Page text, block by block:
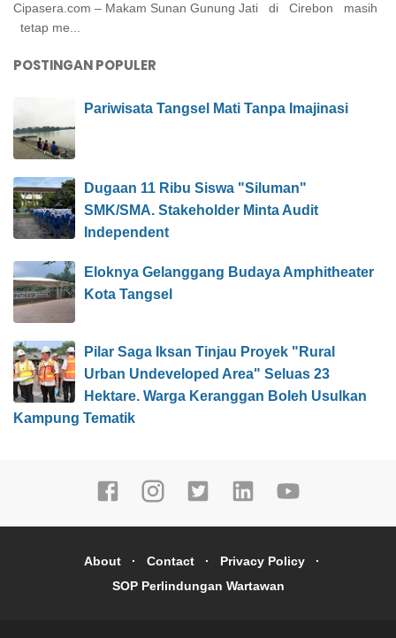
Cipasera.com – Makam Sunan Gunung Jati di Cirebon masih
tetap me...
POSTINGAN POPULER
Pariwisata Tangsel Mati Tanpa Imajinasi
Dugaan 11 Ribu Siswa "Siluman"
SMK/SMA. Stakeholder Minta Audit
Independent
Eloknya Gelanggang Budaya Amphitheater
Kota Tangsel
Pilar Saga Iksan Tinjau Proyek "Rural
Urban Undeveloped Area" Seluas 23
Hektare. Warga Keranggan Boleh Usulkan
Kampung Tematik
About Contact
Privacy Policy
SOP Perlindungan Wartawan